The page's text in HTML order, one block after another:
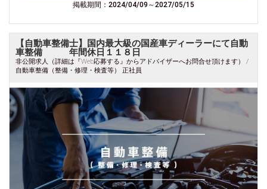
掲載期間：2024/04/09～2027/05/15
【自動車整備士】国内最大級の国産車ディーラーにて自動
車整備 年間休日１１８日
非公開求人（詳細は『Web応募する』からアドバイザーへお問合せ頂けます） /
自動車整備（整備・修理・検査等） 正社員